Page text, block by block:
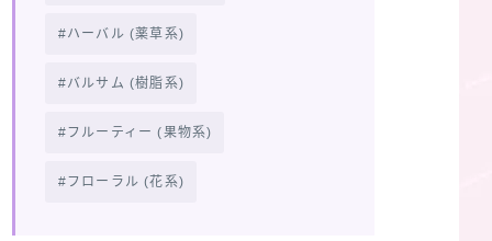
ハーバル (薬草系)
バルサム (樹脂系)
フルーティー (果物系)
フローラル (花系)